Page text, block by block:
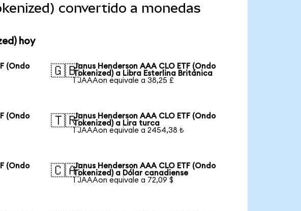
convertido a monedas
hoy
(Ondo
🇬🇧Janus Henderson AAA CLO ETF (Ondo
Tokenized) a Libra Esterlina Británica
1 JAAAon equivale a 38,25 £
(Ondo
🇹🇷Janus Henderson AAA CLO ETF (Ondo
Tokenized) a Lira turca
1 JAAAon equivale a 2454,38 ₺
(Ondo
🇨🇦Janus Henderson AAA CLO ETF (Ondo
Tokenized) a Dólar canadiense
1 JAAAon equivale a 72,09 $